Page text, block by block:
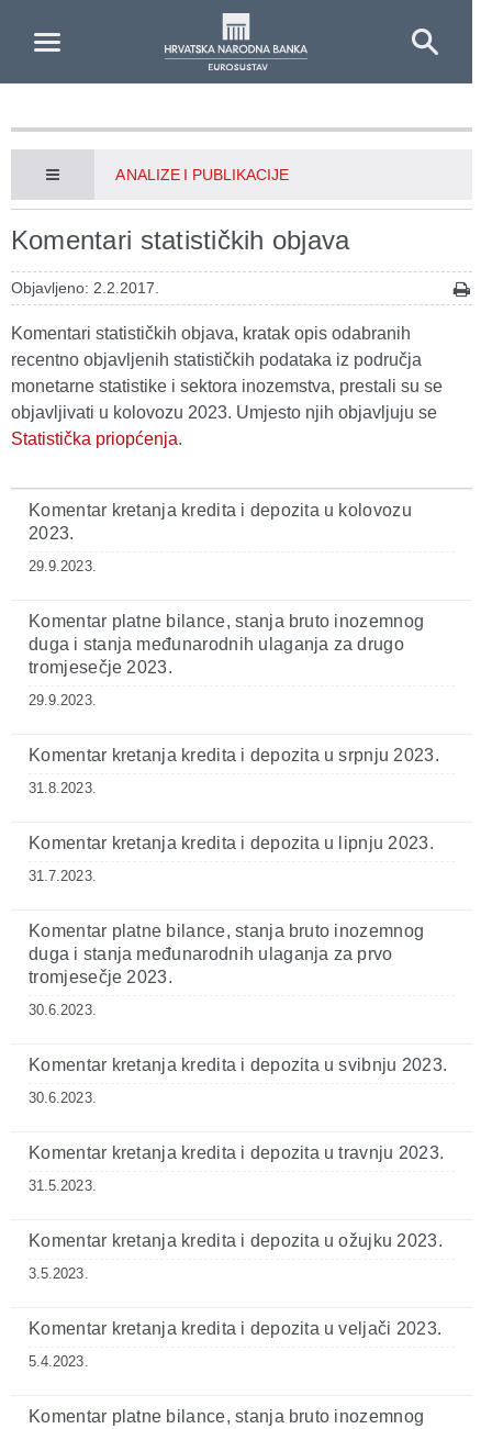
ANALIZE I PUBLIKACIJE
Komentari statističkih objava
Objavljeno: 2.2.2017.
Komentari statističkih objava, kratak opis odabranih
recentno objavljenih statističkih podataka iz područja
monetarne statistike i sektora inozemstva, prestali su se
objavljivati u kolovozu 2023. Umjesto njih objavljuju se
Statistička priopćenja.
Komentar kretanja kredita i depozita u kolovozu
2023.
29.9.2023.
Komentar platne bilance, stanja bruto inozemnog
duga i stanja međunarodnih ulaganja za drugo
tromjesečje 2023.
29.9.2023.
Komentar kretanja kredita i depozita u srpnju 2023.
31.8.2023.
Komentar kretanja kredita i depozita u lipnju 2023.
31.7.2023.
Komentar platne bilance, stanja bruto inozemnog
duga i stanja međunarodnih ulaganja za prvo
tromjesečje 2023.
30.6.2023.
Komentar kretanja kredita i depozita u svibnju 2023.
30.6.2023.
Komentar kretanja kredita i depozita u travnju 2023.
31.5.2023.
Komentar kretanja kredita i depozita u ožujku 2023.
3.5.2023.
Komentar kretanja kredita i depozita u veljači 2023.
5.4.2023.
Komentar platne bilance, stanja bruto inozemnog